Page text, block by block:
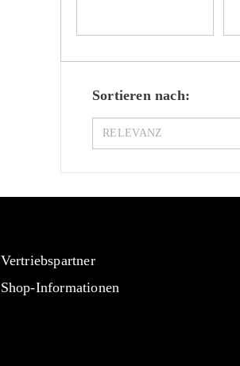
Sortieren nach:
Vertriebspartner
Shop-Informationen